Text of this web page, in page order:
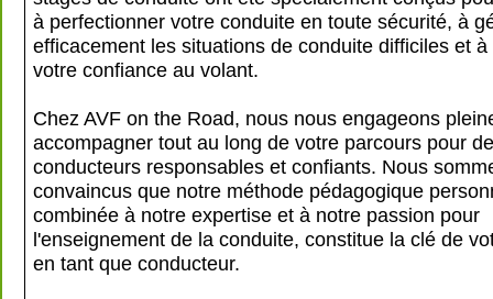
à perfectionner votre conduite en toute sécurité, à
efficacement les situations de conduite difficiles et
votre confiance au volant.
Chez AVF on the Road, nous nous engageons
accompagner tout au long de votre parcours pour
conducteurs responsables et confiants. Nous
convaincus que notre méthode pédagogique
combinée à notre expertise et à notre passion pour
l'enseignement de la conduite, constitue la clé de
en tant que conducteur.